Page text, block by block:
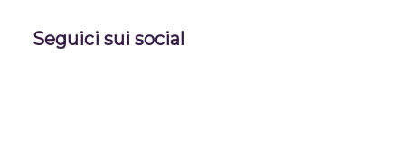
Seguici sui social